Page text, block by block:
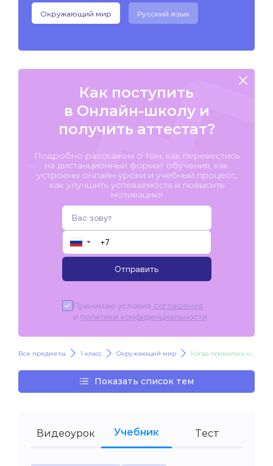
Окружающий мир Русский язык
Как поступить
в Онлайн-школу и
получить аттестат?
Подробно расскажем о том, как перевестись
на дистанционный формат обучения, как
устроены онлайн-уроки и учебный процесс,
как улучшить успеваемость и повысить
мотивацию!
▼
Отправить
Принимаю условия соглашения
и политики конфиденциальности
Все предметы 1 класс Окружающий мир Когда появилась одежда? Когда изобрели велосипед?
Показать список тем
Видеоурок Учебник Тест